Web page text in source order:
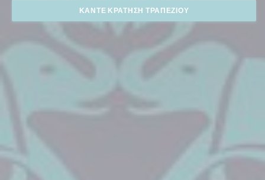
ΚΆΝΤΕ ΚΡΆΤΗΣΗ ΤΡΑΠΕΖΙΟΎ